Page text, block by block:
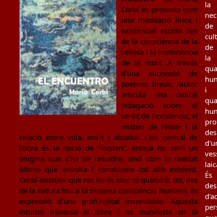
Corbí es presenta com
una meditació lírica i
existencial escrita des
de la consciència de la
vellesa i la imminència
de la mort. A través
d'una successió de
poemes breus, l'autor
articula una radical
indagació sobre el
sentit de l'existència, el
misteri de l'ésser i la
relació entre vida, mort i absolut. L'eix central de
l'obra és la noció de “misteri”, entesa no com un
enigma que s'ha de resoldre, sinó com la realitat
última que envolta i constitueix tot allò existent.
Corbí insisteix que res no és obvi ni quotidià: tot, des
de la natura fins a la mateixa consciència humana, és
expressió d'una profunditat insondable. Aquesta
intuïció travessa el llibre i es manifesta en la
la
de
de
la
i
des
És
des